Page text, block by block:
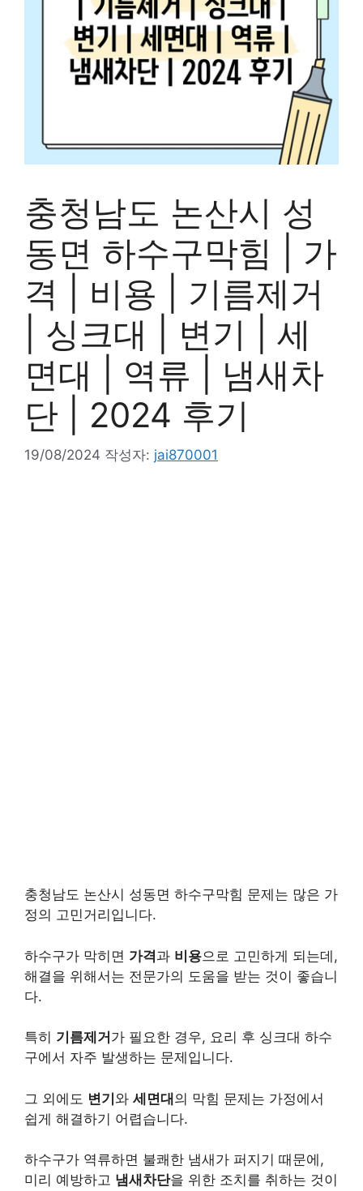
충청남도 논산시 성
동면 하수구막힘 | 가
격 | 비용 | 기름제거
| 싱크대 | 변기 | 세
면대 | 역류 | 냄새차
단 | 2024 후기
19/08/2024 작성자: jai870001
충청남도 논산시 성동면 하수구막힘 문제는 많은 가
정의 고민거리입니다.
하수구가 막히면 가격과 비용으로 고민하게 되는데,
해결을 위해서는 전문가의 도움을 받는 것이 좋습니
다.
특히 기름제거 가 필요한 경우, 요리 후 싱크대 하수
구에서 자주 발생하는 문제입니다.
그 외에도 변기와 세면대의 막힘 문제는 가정에서
쉽게 해결하기 어렵습니다.
하수구가 역류하면 불쾌한 냄새가 퍼지기 때문에,
미리 예방하고 냄새차단을 위한 조치를 취하는 것이